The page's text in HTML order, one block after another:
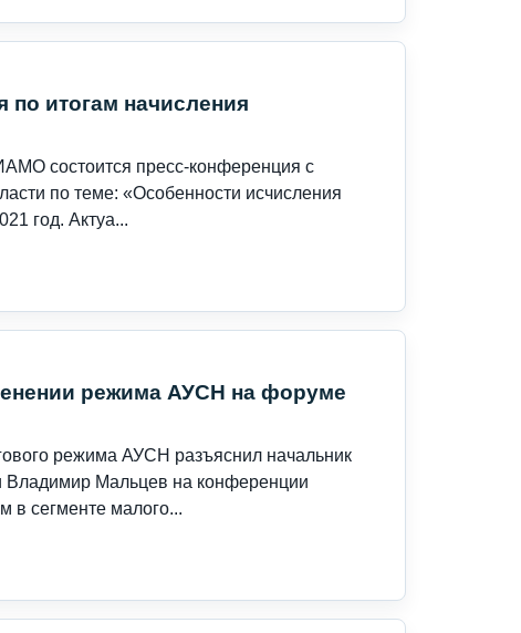
итогам начисления
состоится пресс-конференция с
по теме: «Особенности исчисления
год. Актуа...
режима АУСН на форуме
режима АУСН разъяснил начальник
Владимир Мальцев на конференции
в сегменте малого...